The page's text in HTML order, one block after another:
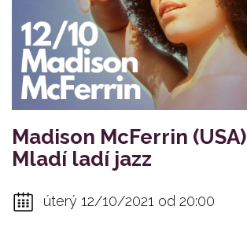
Madison McFerrin (USA)
Mladí ladí jazz
úterý 12/10/2021 od 20:00